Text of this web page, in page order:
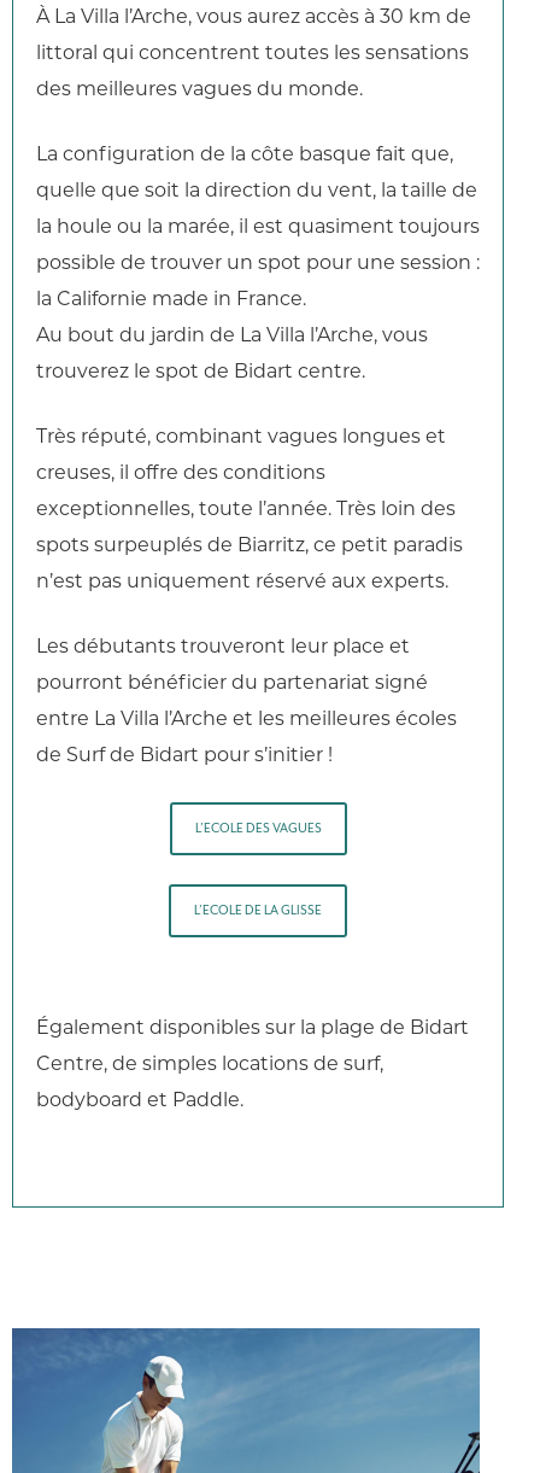
À La Villa l’Arche, vous aurez accès à 30 km de
littoral qui concentrent toutes les sensations
des meilleures vagues du monde.
La configuration de la côte basque fait que,
quelle que soit la direction du vent, la taille de
la houle ou la marée, il est quasiment toujours
possible de trouver un spot pour une session :
la Californie made in France.
Au bout du jardin de La Villa l’Arche, vous
trouverez le spot de Bidart centre.
Très réputé, combinant vagues longues et
creuses, il offre des conditions
exceptionnelles, toute l’année. Très loin des
spots surpeuplés de Biarritz, ce petit paradis
n’est pas uniquement réservé aux experts.
Les débutants trouveront leur place et
pourront bénéficier du partenariat signé
entre La Villa l’Arche et les meilleures écoles
de Surf de Bidart pour s’initier !
L’ECOLE DES VAGUES
L’ECOLE DE LA GLISSE
Également disponibles sur la plage de Bidart
Centre, de simples locations de surf,
bodyboard et Paddle.